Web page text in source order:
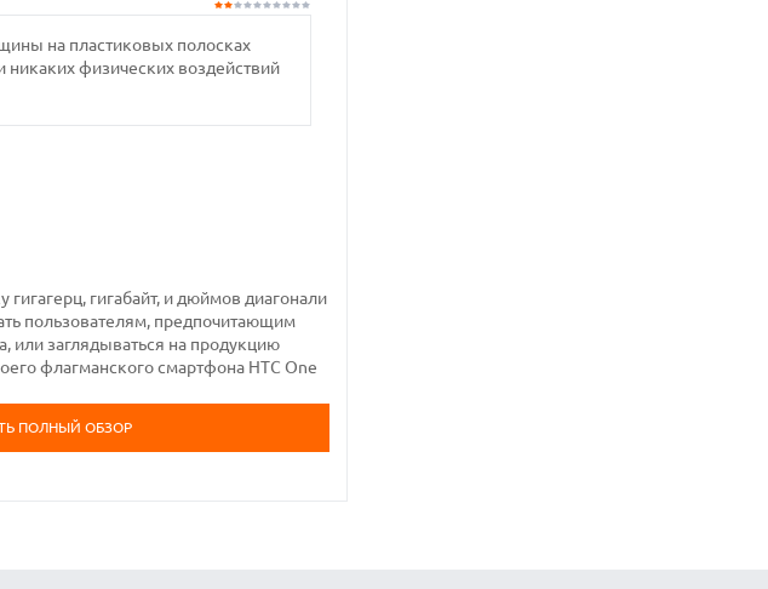
на пластиковых полосках
никаких физических воздействий
гигабайт, и дюймов диагонали
пользователям, предпочитающим
или заглядываться на продукцию
флагманского смартфона HTC One
ПОЛНЫЙ ОБЗОР